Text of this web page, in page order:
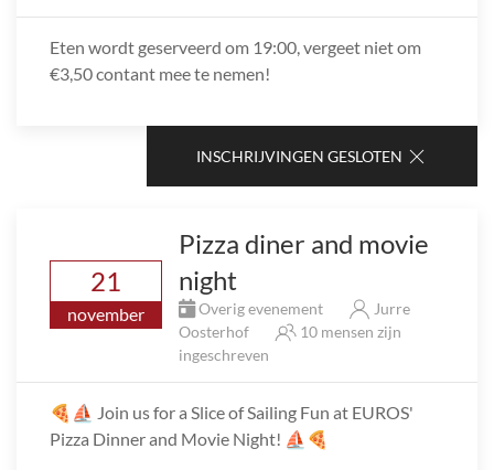
Eten wordt geserveerd om 19:00, vergeet niet om
€3,50 contant mee te nemen!
INSCHRIJVINGEN GESLOTEN
21
november
Pizza diner and movie
night
Overig evenement
Jurre
Oosterhof
10 mensen zijn
ingeschreven
🍕⛵ Join us for a Slice of Sailing Fun at EUROS'
Pizza Dinner and Movie Night! ⛵🍕